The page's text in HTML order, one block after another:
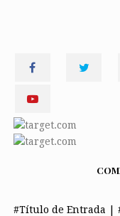
#Título de Entrada |